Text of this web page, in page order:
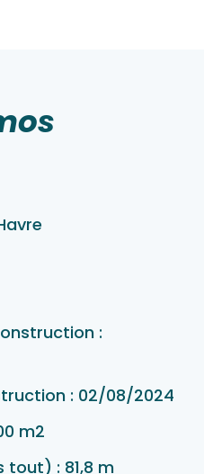
:
: 02/08/2024
m2
tout) : 81,8 m